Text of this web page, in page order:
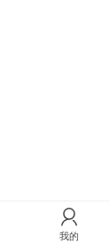
我的